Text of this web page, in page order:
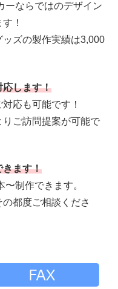
ーならではのデザイン
！
ズの製作実績は3,000
応します！
応も可能です！
ご訪問提案が可能で
きます！
制作できます。
都度ご相談くださ